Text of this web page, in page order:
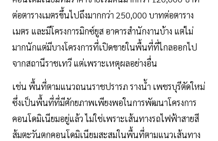
ต่อตารางเมตรขึ้นไปถึงมากกว่า 250,000 บาทต่อตาราง
เมตร และมีโครงการมิกซ์ยูส อาคารสำนักงานบ้าง แต่ไม่
มากนักแต่มีบางโครงการที่เปิดขายในพื้นที่ที่ไกลออกไป
จากสถานีราชเทวี แต่เพราะเหตุผลอย่างอื่น
เช่น พื้นที่ตามแนวถนนราชปรารภ รางนํ้า เพชรบุรีตัดใหม่
ซึ่งเป็นพื้นที่ที่มีศักยภาพเพียงพอในการพัฒนาโครงการ
คอนโดมิเนียมอยู่แล้ว ไม่ใช่เพราะเส้นทางรถไฟฟ้าสายสี
ส้มตะวันตกคอนโดมิเนียมสะสมในพื้นที่ตามแนวเส้นทาง